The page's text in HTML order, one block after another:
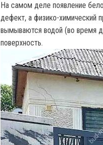
На самом деле появление
дефект, а физико-химический
вымываются водой (во время
поверхность.